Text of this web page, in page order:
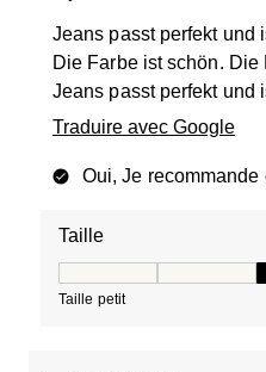
Jeans passt perfekt und
Die Farbe ist schön.
Jeans passt perfekt und
Traduire avec Google
Oui, Je recommande
Taille
Taille petit